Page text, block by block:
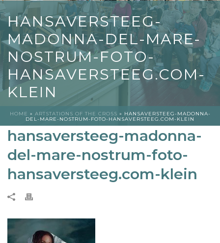
HANSAVERSTEEG-
MADONNA-DEL-MARE-
NOSTRUM-FOTO-
HANSAVERSTEEG.COM-
KLEIN
HOME » ARTSTATIONS OF THE CROSS » HANSAVERSTEEG-MADONNA-
DEL-MARE-NOSTRUM-FOTO-HANSAVERSTEEG.COM-KLEIN
hansaversteeg-madonna-
del-mare-nostrum-foto-
hansaversteeg.com-klein